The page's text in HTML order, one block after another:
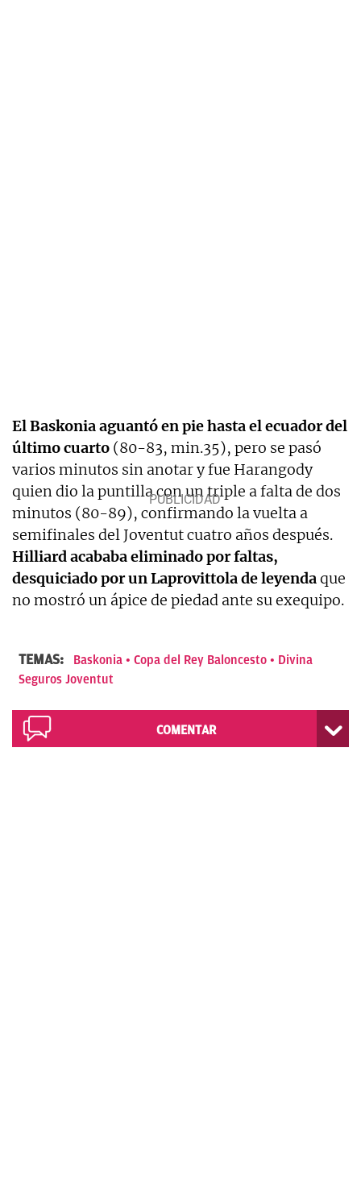
El Baskonia aguantó en pie hasta el ecuador del
último cuarto (80-83, min.35), pero se pasó
varios minutos sin anotar y fue Harangody
quien dio la puntilla con un triple a falta de dos
minutos (80-89), confirmando la vuelta a
semifinales del Joventut cuatro años después.
Hilliard acababa eliminado por faltas,
desquiciado por un Laprovittola de leyendaque
no mostró un ápice de piedad ante su exequipo.
TEMAS: Baskonia Copa del Rey Baloncesto
Divina
Seguros Joventut
COMENTAR